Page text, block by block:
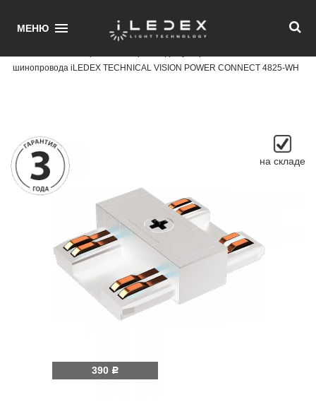
МЕНЮ
шинопровода iLEDEX TECHNICAL VISION POWER CONNECT 4825-WH
на складе
390 Р